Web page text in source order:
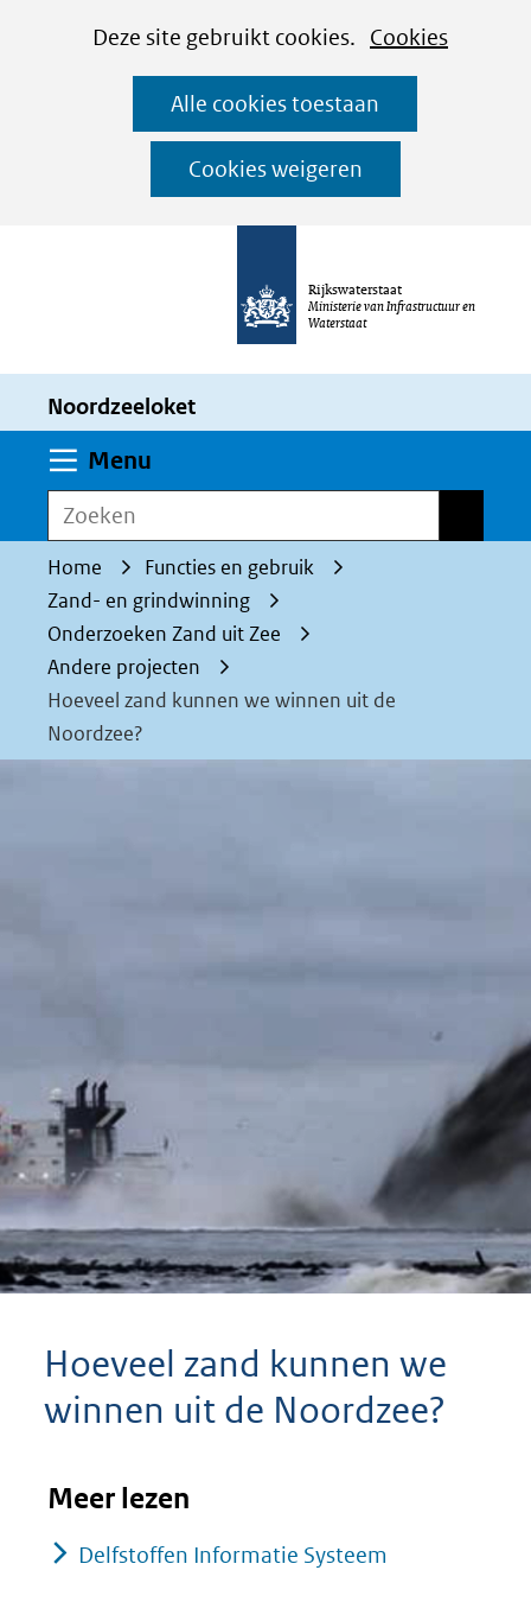
CookiesDeze site gebruikt cookies. Cookies
worden
toegestaan
geweigerd.
Alle cookies toestaan
Cookies weigeren
Ga
naar
de
inhoud
Rijkswaterstaat
Ministerie van Infrastructuur en
Waterstaat
Noordzeeloket
Menu
Zoeken
Home
Functies en gebruik
Zand- en grindwinning
Onderzoeken Zand uit Zee
Andere projecten
Hoeveel zand kunnen we winnen uit de
Noordzee?
Hoeveel zand kunnen we
winnen uit de Noordzee?
Meer lezen
Delfstoffen Informatie Systeem